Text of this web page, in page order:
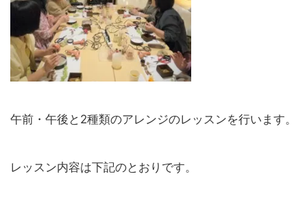
午前・午後と2種類のアレンジのレッスンを行います。
レッスン内容は下記のとおりです。